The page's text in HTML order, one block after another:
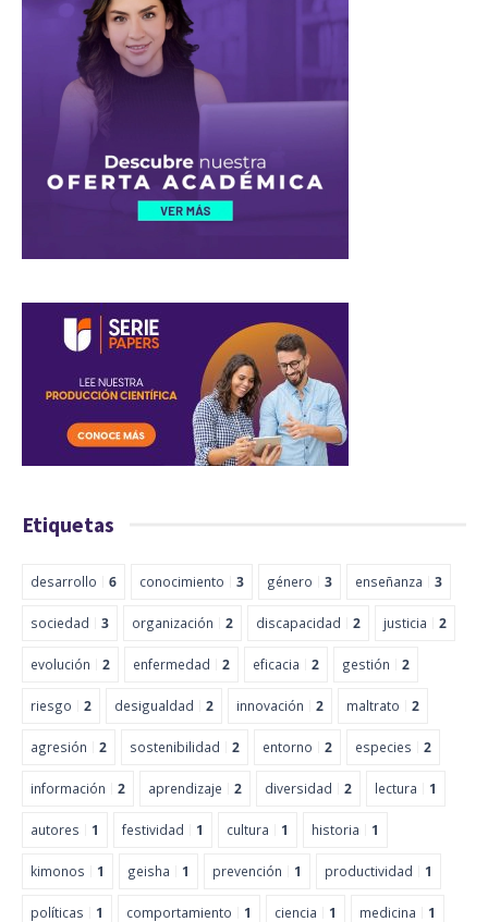
Etiquetas
desarrollo 6 conocimiento 3 género 3 enseñanza 3
sociedad 3 organización 2 discapacidad 2 justicia 2
evolución 2 enfermedad 2 eficacia 2 gestión 2
riesgo 2 desigualdad 2 innovación 2 maltrato 2
agresión 2 sostenibilidad 2 entorno 2 especies 2
información 2 aprendizaje 2 diversidad 2 lectura 1
autores 1 festividad 1 cultura 1 historia 1
kimonos 1 geisha 1 prevención 1 productividad 1
políticas 1 comportamiento 1 ciencia 1 medicina 1